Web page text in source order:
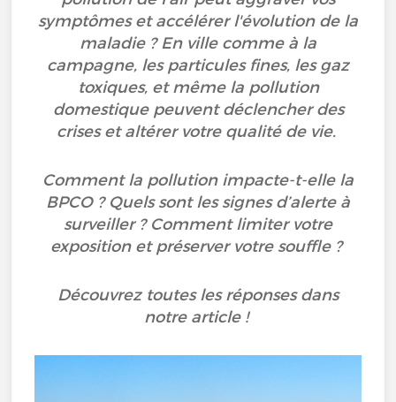
symptômes et accélérer l'évolution de la
maladie ? En ville comme à la
campagne, les particules fines, les gaz
toxiques, et même la pollution
domestique peuvent déclencher des
crises et altérer votre qualité de vie.
Comment la pollution impacte-t-elle la
BPCO ? Quels sont les signes d’alerte à
surveiller ? Comment limiter votre
exposition et préserver votre souffle ?
Découvrez toutes les réponses dans
notre article !